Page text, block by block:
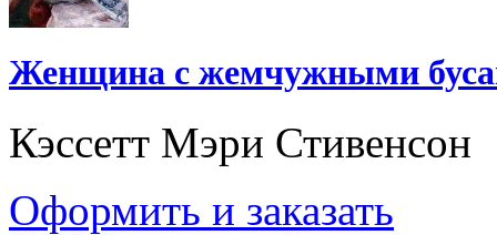
Женщина с жемчужными
Кэссетт Мэри Стивенсон
Оформить и заказать